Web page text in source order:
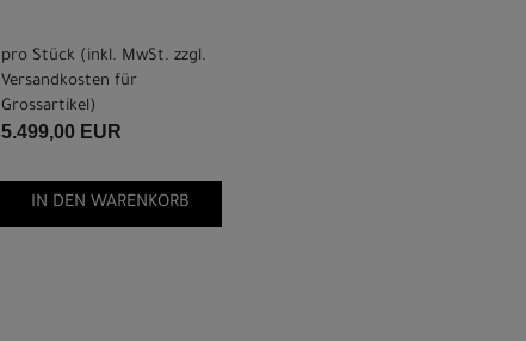
pro Stück (inkl. MwSt. zzgl.
Versandkosten für
Grossartikel )
5.499,00 EUR
IN DEN WARENKORB